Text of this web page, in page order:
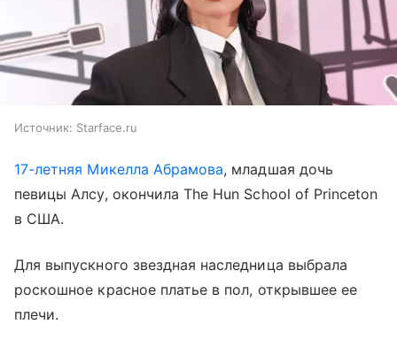
Источник: Starface.ru
17-летняя Микелла Абрамова, младшая дочь
певицы Алсу, окончила The Hun School of Princeton
в США.
Для выпускного звездная наследница выбрала
роскошное красное платье в пол, открывшее ее
плечи.